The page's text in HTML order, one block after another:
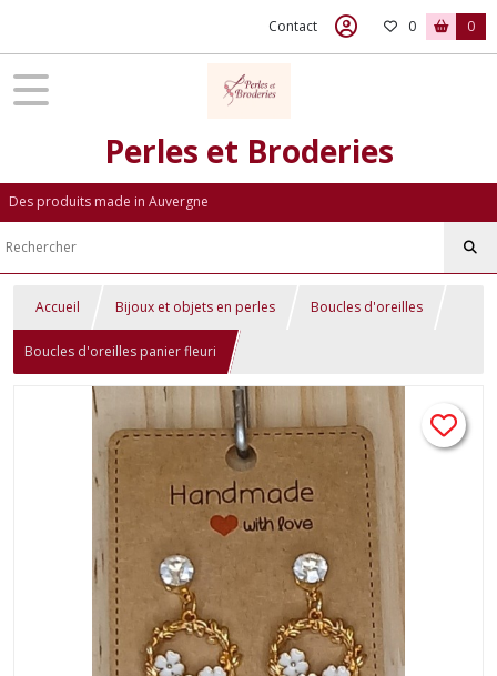
Contact 0 0
Perles et Broderies
Des produits made in Auvergne
Accueil Bijoux et objets en perles Boucles d'oreilles
Boucles d'oreilles panier fleuri